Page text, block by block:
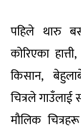
पहिले थारु
कोरिएका
किसान,
चित्रले गाउँलाई
मौलिक